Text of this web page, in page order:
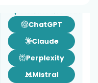
Résumer avec l’IA
ChatGPT
Claude
Perplexity
Mistral